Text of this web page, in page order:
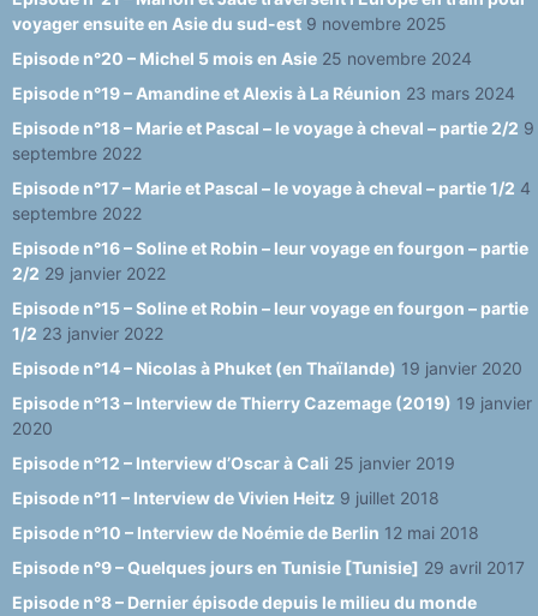
n
el
voyager ensuite en Asie du sud-est 9 novembre 2025
Episode n°20 – Michel 5 mois en Asie 25 novembre 2024
Episode n°19 – Amandine et Alexis à La Réunion 23 mars 2024
Episode n°18 – Marie et Pascal – le voyage à cheval – partie 2/2 9
septembre 2022
Episode n°17 – Marie et Pascal – le voyage à cheval – partie 1/2 4
septembre 2022
Episode n°16 – Soline et Robin – leur voyage en fourgon – partie
2/2 29 janvier 2022
Episode n°15 – Soline et Robin – leur voyage en fourgon – partie
1/2 23 janvier 2022
Episode n°14 – Nicolas à Phuket (en Thaïlande) 19 janvier 2020
Episode n°13 – Interview de Thierry Cazemage (2019) 19 janvier
2020
Episode n°12 – Interview d’Oscar à Cali 25 janvier 2019
Episode n°11 – Interview de Vivien Heitz 9 juillet 2018
Episode n°10 – Interview de Noémie de Berlin 12 mai 2018
Episode n°9 – Quelques jours en Tunisie [Tunisie] 29 avril 2017
Episode n°8 – Dernier épisode depuis le milieu du monde